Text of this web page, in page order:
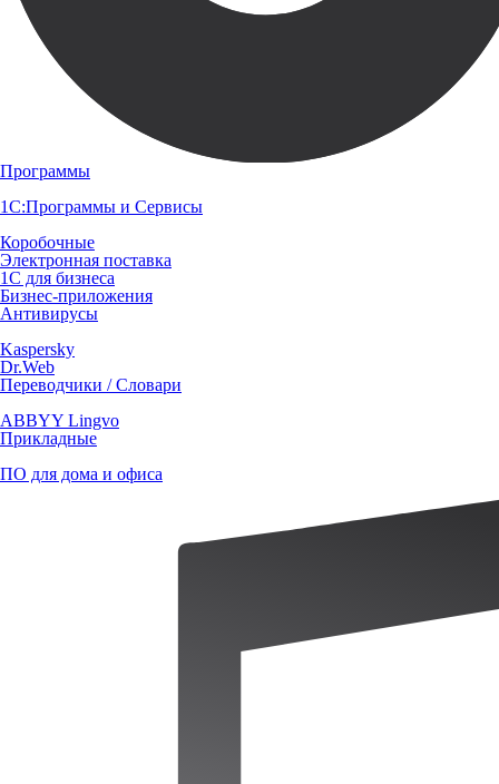
Программы
1С:Программы и Сервисы
Коробочные
Электронная поставка
1С для бизнеса
Бизнес-приложения
Антивирусы
Kaspersky
Dr.Web
Переводчики / Словари
ABBYY Lingvo
Прикладные
ПО для дома и офиса